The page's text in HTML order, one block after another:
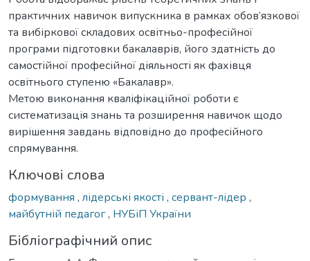
практичних навичок випускника в рамках обов’язкової
та вибіркової складових освітньо-професійної
програми підготовки бакалаврів, його здатність до
самостійної професійної діяльності як фахівця
освітнього ступеню «Бакалавр».
Метою виконання кваліфікаційної роботи є
систематизація знань та розширення навичок щодо
вирішення завдань відповідно до професійного
спрямування.
Ключові слова
формування , лідерські якості , сервант-лідер ,
майбутній педагог, НУБіП України
Бібліографічний опис